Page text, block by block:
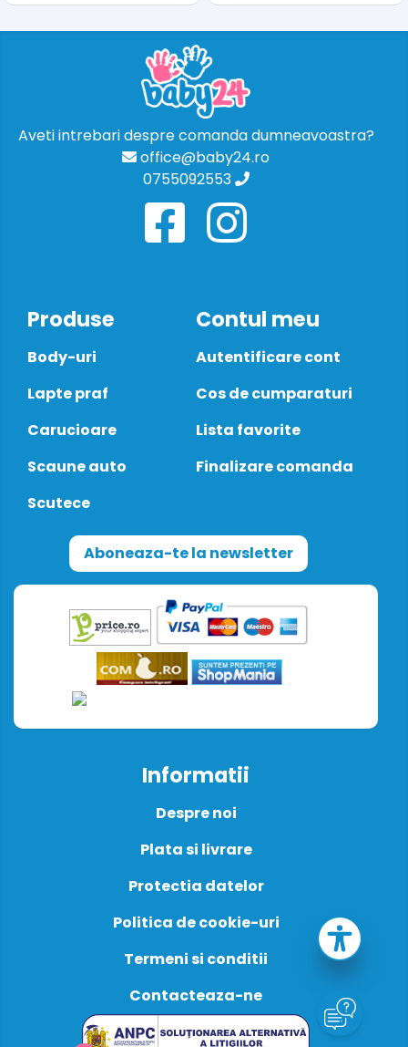
Aveti intrebari despre comanda dumneavoastra?
office@baby24.ro
0755092553
Produse
Body-uri
Lapte praf
Carucioare
Scaune auto
Scutece
Contul meu
Autentificare cont
Cos de cumparaturi
Lista favorite
Finalizare comanda
Aboneaza-te la newsletter
Informatii
Despre noi
Plata si livrare
Protectia datelor
Politica de cookie-uri
Termeni si conditii
Contacteaza-ne